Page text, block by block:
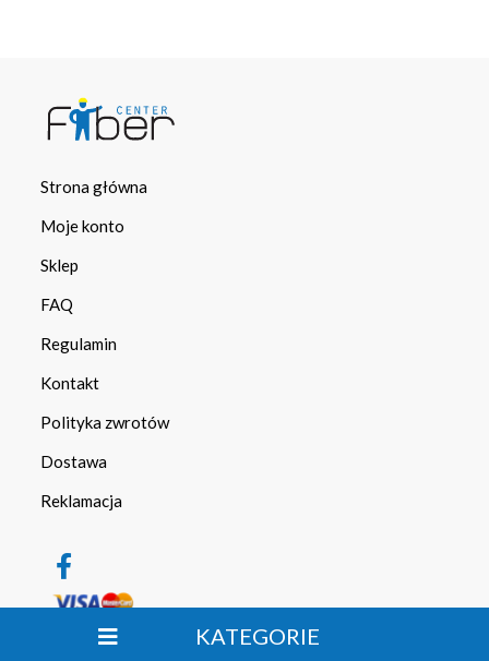
KATEGORIE
Strona główna
Moje konto
Sklep
FAQ
Regulamin
Kontakt
Polityka zwrotów
Dostawa
Reklamacja